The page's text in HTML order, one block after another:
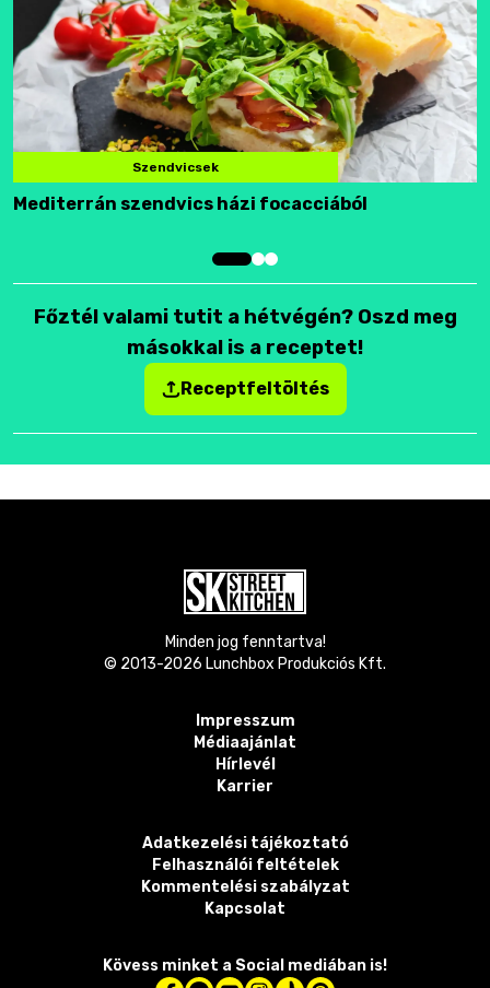
Szendvicsek
Mediterrán szendvics házi focacciából
Főztél valami tutit a hétvégén? Oszd meg
másokkal is a receptet!
Receptfeltöltés
Minden jog fenntartva!
© 2013-2026 Lunchbox Produkciós Kft.
Impresszum
Médiaajánlat
Hírlevél
Karrier
Adatkezelési tájékoztató
Felhasználói feltételek
Kommentelési szabályzat
Kapcsolat
Kövess minket a Social mediában is!